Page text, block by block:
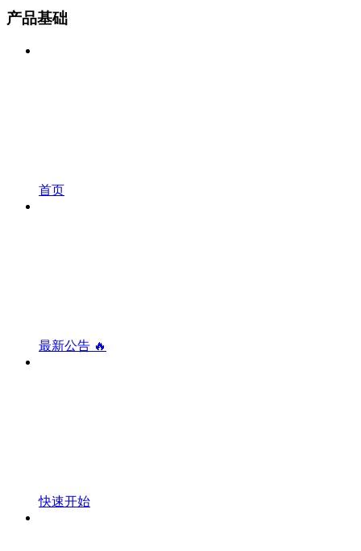
产品基础
首页
最新公告 🔥
快速开始